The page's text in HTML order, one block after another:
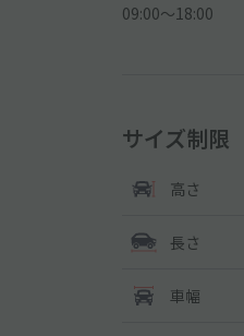
09:00〜18:00
サイズ制限
高さ
長さ
車幅